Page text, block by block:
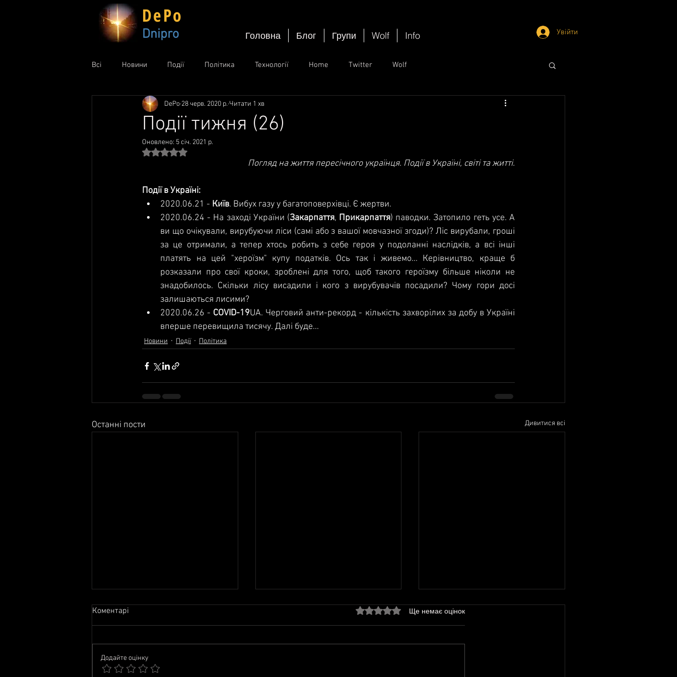
DePo
Dnipro Головна Блог Групи Wolf Info Увійти
Всі Новини Події Політика Технології Home Twitter Wolf
Події тижня (26)
DePo 28 черв. 2020 р. Читати 1 хв
Оновлено: 5 січ. 2021 р.
Оцінка: NaN з 5 зірок.
Погляд на життя пересічного українця. Події в Україні, світі та житті.
Події в Україні:
2020.06.21 - Київ. Вибух газу у багатоповерхівці. Є жертви.
2020.06.24 - На заході України (Закарпаття, Прикарпаття) паводки. Затопило геть усе. А
ви що очікували, вирубуючи ліси (самі або з вашої мовчазної згоди)? Ліс вирубали, гроші
за це отримали, а тепер хтось робить з себе героя у подоланні наслідків, а всі інші
платять на цей "хероїзм" купу податків. Ось так і живемо... Керівництво, краще б
розказали про свої кроки, зроблені для того, щоб такого героїзму більше ніколи не
знадобилось. Скільки лісу висадили і кого з вирубувачів посадили? Чому гори досі
залишаються лисими?
2020.06.26 - COVID-19UA. Черговий анти-рекорд - кількість захворілих за добу в Україні
вперше перевищила тисячу. Далі буде...
Новини Події Політика
Останні пости Дивитися всі
2026. Події червня
Коментарі Оцінка: 0 з 5 зірок.Ще немає оцінок
Додайте оцінку